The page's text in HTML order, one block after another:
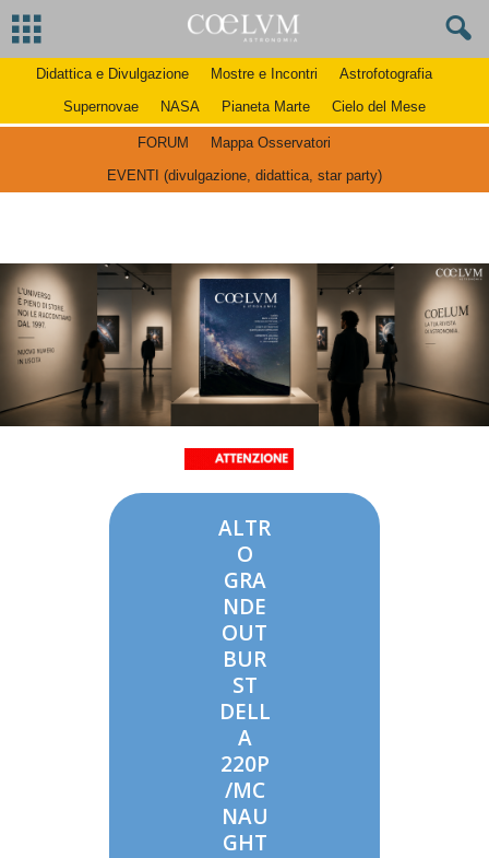
Didattica e Divulgazione Mostre e Incontri
Astrofotografia
Supernovae
NASA Pianeta Marte Cielo del Mese
FORUM
Mappa Osservatori
EVENTI (divulgazione, didattica, star party)
ALTR
O
GRA
NDE
OUT
BUR
ST
DELL
A
220P
/MC
NAU
GHT